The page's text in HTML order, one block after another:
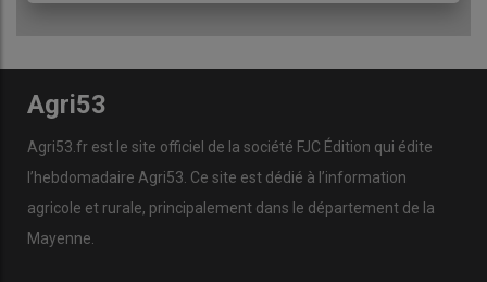
Agri53
Agri53.fr est le site officiel de la société FJC Édition qui édite
l’hebdomadaire Agri53. Ce site est dédié à l’information
agricole et rurale, principalement dans le département de la
Mayenne.